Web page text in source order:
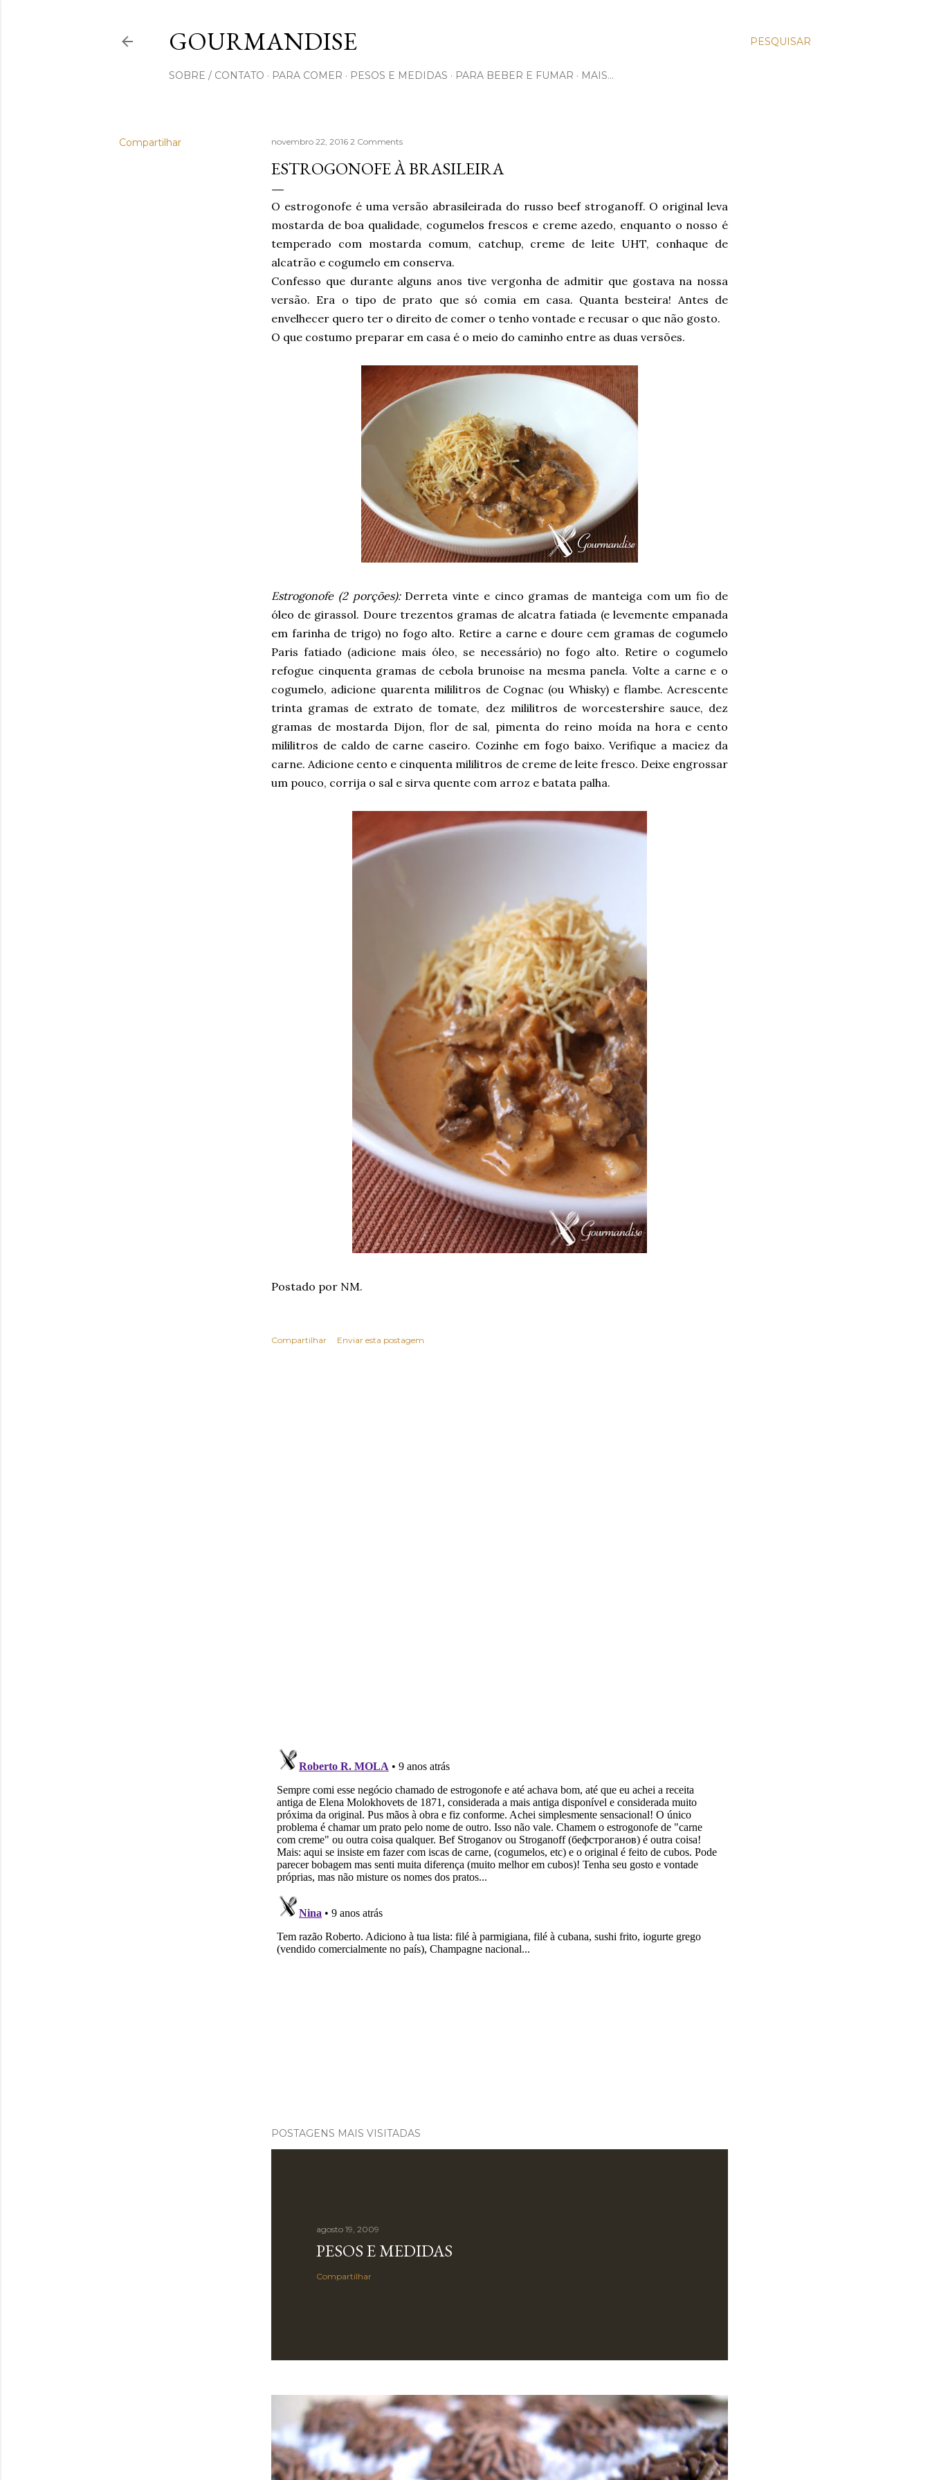
PESQUISAR
GOURMANDISE
SOBRE / CONTATO PARA COMER PESOS E MEDIDAS PARA BEBER E FUMAR MAIS…
Compartilhar novembro 22, 2016 2 Comments
ESTROGONOFE À BRASILEIRA
O estrogonofe é uma versão abrasileirada do russo beef stroganoff. O original leva
mostarda de boa qualidade, cogumelos frescos e creme azedo, enquanto o nosso é
temperado com mostarda comum, catchup, creme de leite UHT, conhaque de
alcatrão e cogumelo em conserva.
Confesso que durante alguns anos tive vergonha de admitir que gostava na nossa
versão. Era o tipo de prato que só comia em casa. Quanta besteira! Antes de
envelhecer quero ter o direito de comer o tenho vontade e recusar o que não gosto.
O que costumo preparar em casa é o meio do caminho entre as duas versões.
Estrogonofe (2 porções):Derreta vinte e cinco gramas de manteiga com um fio de
óleo de girassol. Doure trezentos gramas de alcatra fatiada (e levemente empanada
em farinha de trigo) no fogo alto. Retire a carne e doure cem gramas de cogumelo
Paris fatiado (adicione mais óleo, se necessário) no fogo alto. Retire o cogumelo
refogue cinquenta gramas de cebola brunoise na mesma panela. Volte a carne e o
cogumelo, adicione quarenta mililitros de Cognac (ou Whisky) e flambe. Acrescente
trinta gramas de extrato de tomate, dez mililitros de worcestershire sauce, dez
gramas de mostarda Dijon, flor de sal, pimenta do reino moída na hora e cento
mililitros de caldo de carne caseiro. Cozinhe em fogo baixo. Verifique a maciez da
carne. Adicione cento e cinquenta mililitros de creme de leite fresco. Deixe engrossar
um pouco, corrija o sal e sirva quente com arroz e batata palha.
Postado por NM.
Compartilhar Enviar esta postagem
POSTAGENS MAIS VISITADAS
agosto 19, 2009
PESOS E MEDIDAS
Compartilhar